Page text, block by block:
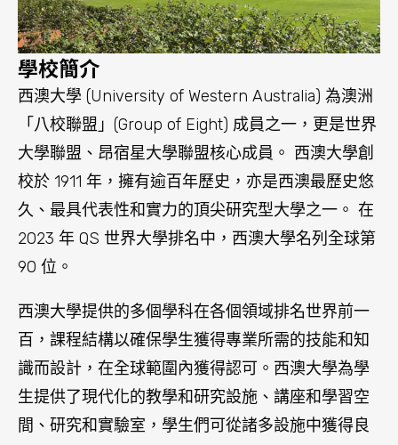
西澳大學提供的多個學科在各個領域排名世界前一
百，課程結構以確保學生獲得專業所需的技能和知
識而設計，在全球範圍內獲得認可。西澳大學為學
生提供了現代化的教學和研究設施、講座和學習空
間、研究和實驗室，學生們可從諸多設施中獲得良
好的學習環境。
2023QS 世界大學學科排名，西澳大學有 9 個學科
躋身世界前 50： 採礦工程排名第 7，體育相關學科
排名第 22，解剖學與生理學排名第 23，地質學排
名第23，地球與海洋科學排名第 29，地球物理學排
名第 30，農業學與林業學排名第42，石油工程排名
第 43，心理學排名第 50。除此以外，大學另外 23
個學科同時躋身世界前 200 名。
科研方面，西澳大學的成續亦十分理想，大學內有